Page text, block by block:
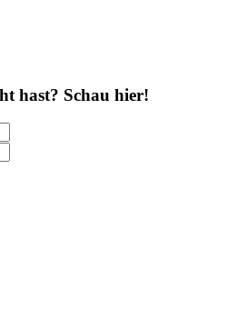
hast? Schau hier!